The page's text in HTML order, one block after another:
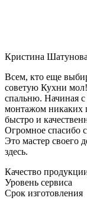
Кристина Шатунова
Всем, кто еще
советую Кухни
спальню. Начиная с
монтажом никаких
быстро и
Огромное спасибо
Это мастер своего
здесь.
Качество
Уровень сервиса
Срок изготовления